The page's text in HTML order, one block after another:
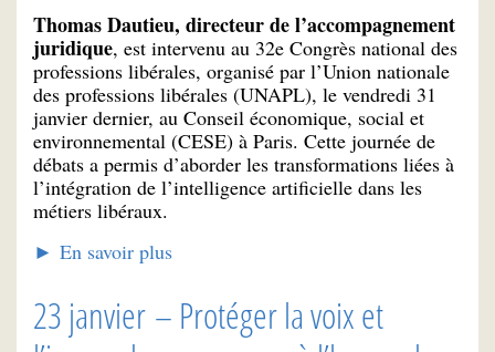
Thomas Dautieu, directeur de l’accompagnement
juridique, est intervenu au 32e Congrès national des
professions libérales, organisé par l’Union nationale
des professions libérales (UNAPL), le vendredi 31
janvier dernier, au Conseil économique, social et
environnemental (CESE) à Paris. Cette journée de
débats a permis d’aborder les transformations liées à
l’intégration de l’intelligence artificielle dans les
métiers libéraux.
► En savoir plus
23 janvier – Protéger la voix et